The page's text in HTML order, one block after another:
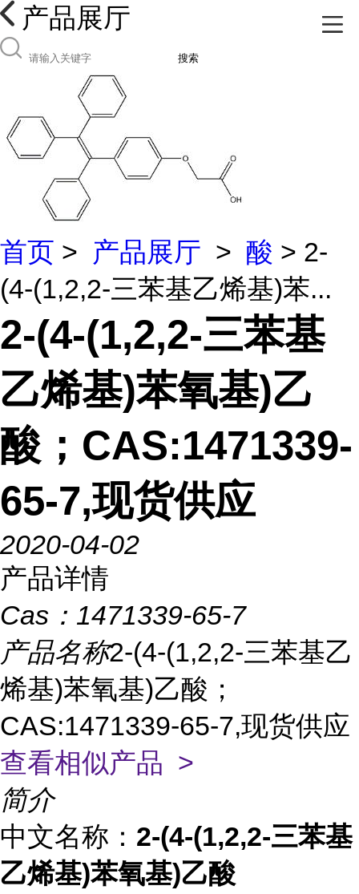
产品展厅
搜索
首页 > 产品展厅 > 酸 > 2-
(4-(1,2,2-三苯基乙烯基)苯...
2-(4-(1,2,2-三苯基
乙烯基)苯氧基)乙
酸；CAS:1471339-
65-7,现货供应
2020-04-02
产品详情
Cas： 1471339-65-7
产品名称2-(4-(1,2,2-三苯基乙
烯基)苯氧基)乙酸；
CAS:1471339-65-7,现货供应
查看相似产品 >
简介
中文名称： 2-(4-(1,2,2-三苯基
乙烯基)苯氧基)乙酸